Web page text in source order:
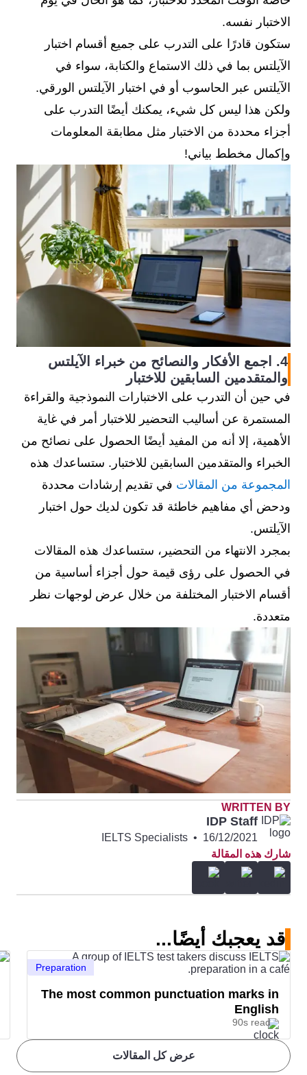
الاختبار نفسه.
ستكون قادرًا على التدرب على جميع أقسام اختبار
الآيلتس بما في ذلك الاستماع والكتابة، سواء في
الآيلتس عبر الحاسوب أو في اختبار الآيلتس الورقي.
ولكن هذا ليس كل شيء، يمكنك أيضًا التدرب على
أجزاء محددة من الاختبار مثل مطابقة المعلومات
وإكمال مخطط بياني!
4. اجمع الأفكار والنصائح من خبراء الآيلتس
والمتقدمين السابقين للاختبار
في حين أن التدرب على الاختبارات النموذجية والقراءة
المستمرة عن أساليب التحضير للاختبار أمر في غاية
الأهمية، إلا أنه من المفيد أيضًا الحصول على نصائح من
الخبراء والمتقدمين السابقين للاختبار. ستساعدك هذه
المجموعة من المقالات في تقديم إرشادات محددة
ودحض أي مفاهيم خاطئة قد تكون لديك حول اختبار
الآيلتس.
بمجرد الانتهاء من التحضير، ستساعدك هذه المقالات
في الحصول على رؤى قيمة حول أجزاء أساسية من
أقسام الاختبار المختلفة من خلال عرض لوجهات نظر
متعددة.
WRITTEN BY
IDP Staff
16/12/2021
•
IELTS Specialists
شارك هذه المقالة
قد يعجبك أيضًا...
عرض كل المقالات
Preparation
The most common punctuation marks in
English
90s read